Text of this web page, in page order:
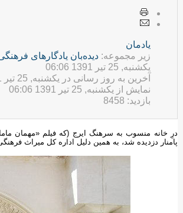
يادمان
زیر مجموعه: ديده‌بان یادگارهای
یکشنبه, 25 تیر 1391 06:06
آخرین به روز رسانی در یکشنبه, 25 تیر 1391 06:06
نمایش از یکشنبه, 25 تیر 1391 06:06
بازدید: 8458
درِ خانه منسوب به سرهنگ ایرج (که فیلم «مهمان
پامنار دزدیده شد، به همین دلیل اداره کل میراث